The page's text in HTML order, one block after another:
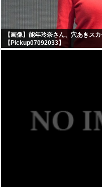
【画像】能年玲奈さん、穴あきス
【Pickup07092033】